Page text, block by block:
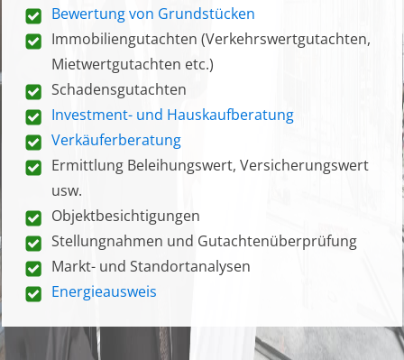
Bewertung von Grundstücken
Immobiliengutachten (Verkehrswertgutachten,
Mietwertgutachten etc.)
Schadensgutachten
Investment- und Hauskaufberatung
Verkäuferberatung
Ermittlung Beleihungswert, Versicherungswert
usw.
Objektbesichtigungen
Stellungnahmen und Gutachtenüberprüfung
Markt- und Standortanalysen
Energieausweis